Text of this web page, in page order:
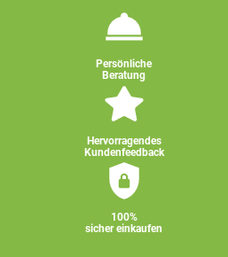
Persönliche
Beratung
Hervorragendes
Kundenfeedback
100%
sicher einkaufen